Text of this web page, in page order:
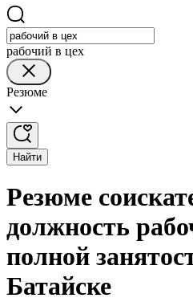
рабочий в цех
Резюме
Найти
Резюме
должность
полной
Батайске